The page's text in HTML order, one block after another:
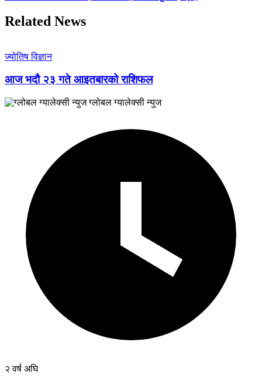
Related News
ज्योतिष विज्ञान
आज भदौ २३ गते आइतबारको राशिफल
ग्लोबल ग्यालेक्सी न्युज
२ वर्ष अघि